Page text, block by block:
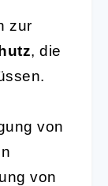
zur
, die
von
von